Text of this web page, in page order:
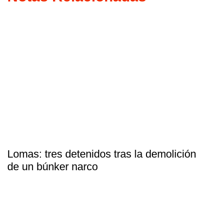
Lomas: tres detenidos tras la demolición
de un búnker narco